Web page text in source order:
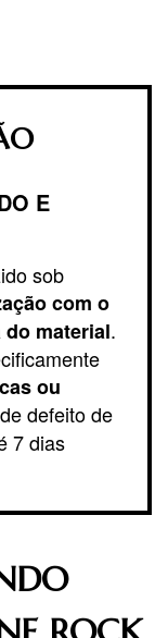
E
sob
com o
material.
ou
defeito de
7 dias